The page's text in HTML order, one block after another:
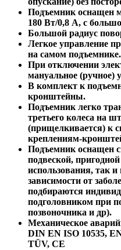
Подъемник оснащен
180 Вт/0,8 А, с
Большой радиус
Легкое управление
на самом подъемнике.
При отключении
мануальное (ручное)
В комплект к
кронштейны.
Подъемник легко
третьего колеса на
(прищелкивается) к
креплениям-
Подъемник оснащен
подвеской,
использования, так
зависимости от
подбираются
подголовником при
позвоночника и др).
Механическое
DIN EN ISO 10535,
TÜV, CE